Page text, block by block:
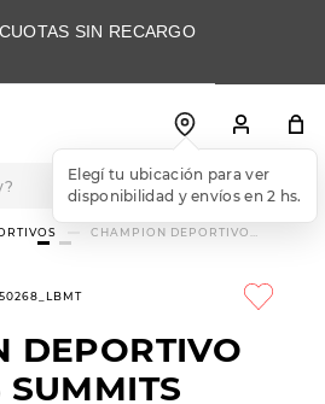
SIN RECARGO
Elegí tu ubicación para ver
disponibilidad y envíos en 2 hs.
CHAMPION DEPORTIVO
DEPORTIVO
SUMMITS
TÉRMINOS MÁS
BUSCADOS
1.
3
skechers slip-ins